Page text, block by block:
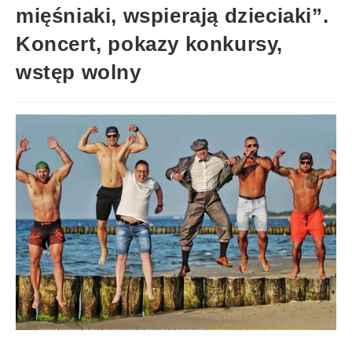
mięśniaki, wspierają dzieciaki”.
Koncert, pokazy konkursy,
wstęp wolny